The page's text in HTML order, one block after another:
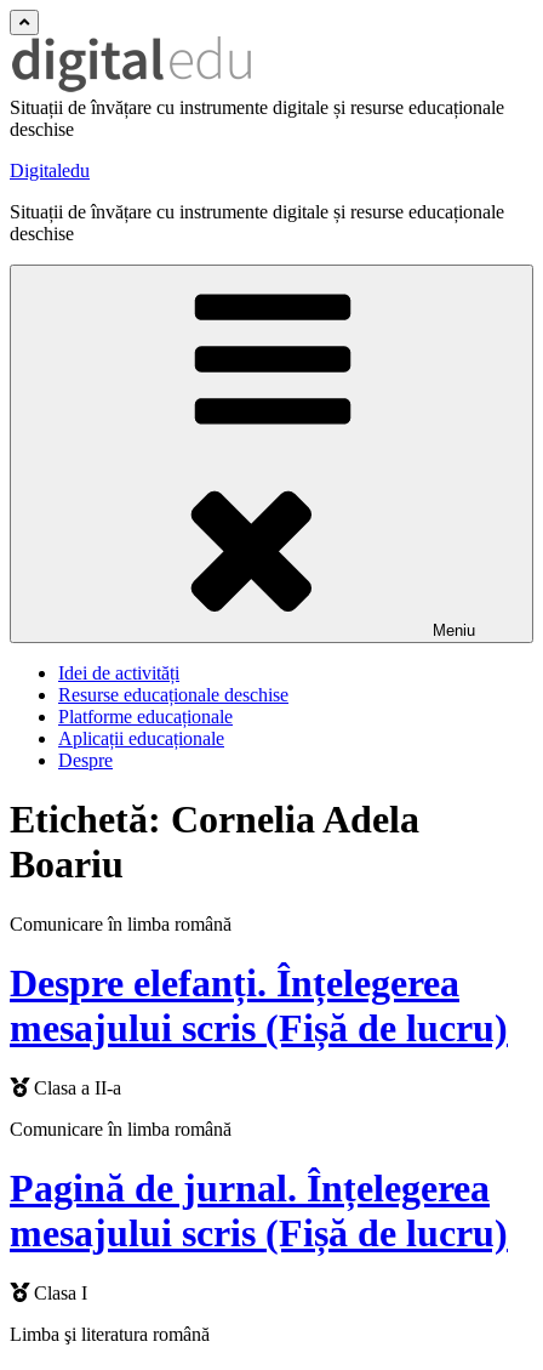
Situații de învățare cu instrumente digitale și resurse educaționale
deschise
Digitaledu
Situații de învățare cu instrumente digitale și resurse educaționale
deschise
Meniu
Idei de activități
Resurse educaționale deschise
Platforme educaționale
Aplicații educaționale
Despre
Etichetă: Cornelia Adela
Boariu
Comunicare în limba română
Despre elefanți. Înțelegerea
mesajului scris (Fișă de lucru)
Clasa a II-a
Comunicare în limba română
Pagină de jurnal. Înțelegerea
mesajului scris (Fișă de lucru)
Clasa I
Limba şi literatura română